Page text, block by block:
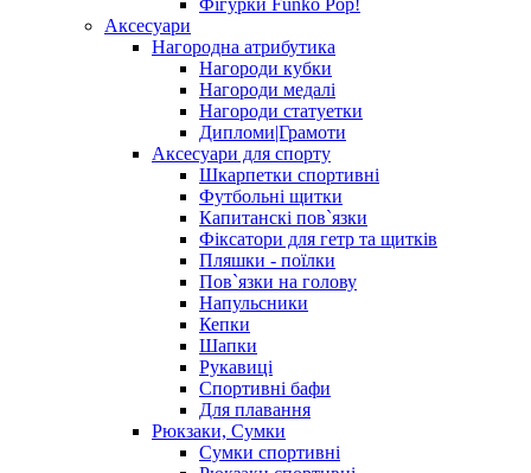
Фігурки Funko Pop!
Аксесуари
Нагородна атрибутика
Нагороди кубки
Нагороди медалі
Нагороди статуетки
Дипломи|Грамоти
Аксесуари для спорту
Шкарпетки спортивні
Футбольні щитки
Капитанскі пов`язки
Фіксатори для гетр та щитків
Пляшки - поїлки
Пов`язки на голову
Напульсники
Кепки
Шапки
Рукавиці
Спортивні бафи
Для плавання
Рюкзаки, Сумки
Сумки спортивні